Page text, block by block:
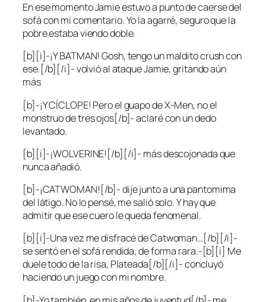
En ese momento Jamie estuvo a punto de caerse del
sofá con mi comentario. Yo la agarré, seguro que la
pobre estaba viendo doble.
[b][i]-¡Y BATMAN! Gosh, tengo un maldito crush con
ese.[/b][/i]- volvió al ataque Jamie, gritando aún
más
[b]-¡Y CÍCLOPE! Pero el guapo de X-Men, no el
monstruo de tres ojos[/b]- aclaré con un dedo
levantado.
[b][i]-¡WOLVERINE![/b][/i]- más descojonada que
nunca añadió.
[b]-¡CATWOMAN![/b]- dije junto a una pantomima
del látigo. No lo pensé, me salió solo. Y hay que
admitir que ese cuero le queda fenomenal.
[b][i]-Una vez me disfracé de Catwoman…[/b][/i]-
se sentó en el sofá rendida, de forma rara.-[b][i] Me
duele todo de la risa, Plateada[/b][/i]- concluyó
haciendo un juego con mi nombre.